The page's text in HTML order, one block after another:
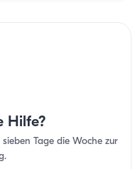
Hilfe?
Tage die Woche zur